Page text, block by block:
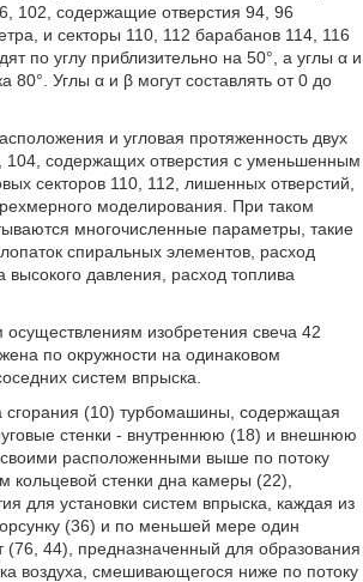
102, содержащие отверстия 94, 96
и секторы 110, 112 барабанов 114, 116
по углу приблизительно на 50°, а углы α и
80°. Углы α и β могут составлять от 0 до
и угловая протяженность двух
104, содержащих отверстия с уменьшенным
секторов 110, 112, лишенных отверстий,
моделирования. При таком
многочисленные параметры, такие
спиральных элементов, расход
высокого давления, расход топлива
изобретения свеча 42
по окружности на одинаковом
систем впрыска.
сгорания (10) турбомашины, содержащая
стенки - внутреннюю (18) и внешнюю
расположенными выше по потоку
кольцевой стенки дна камеры (22),
для установки систем впрыска, каждая из
(36) и по меньшей мере один
(76, 44), предназначенный для образования
воздуха, смешивающегося ниже по потоку